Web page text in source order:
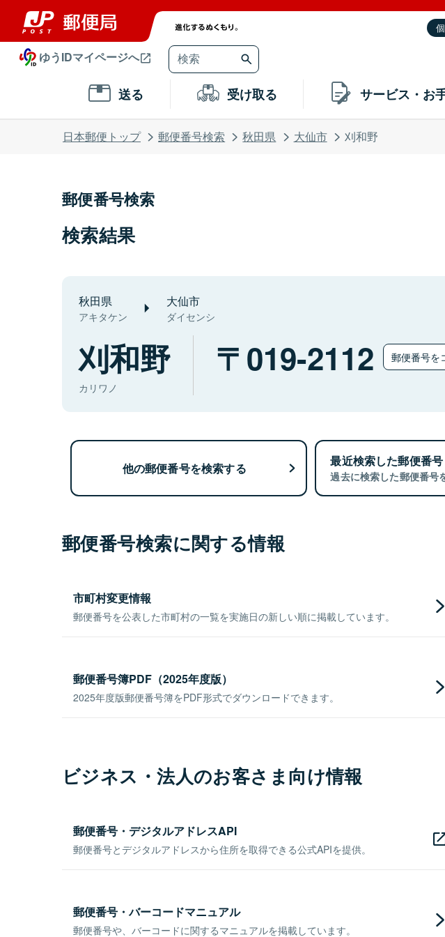
ゆうIDマイページへ
送る 受け取る サービス・お
日本郵便トップ 郵便番号検索 秋田県 大仙市 刈和野
郵便番号検索
検索結果
秋田県
アキタケン
大仙市
ダイセンシ
刈和野
カリワノ
019-2112 郵便番号を
他の郵便番号を検索する 最近検索した郵便番号
過去に検索した郵便番号
郵便番号検索に関する情報
市町村変更情報
郵便番号を公表した市町村の一覧を実施日の新しい順に掲載しています。
郵便番号簿PDF（2025年度版）
2025年度版郵便番号簿をPDF形式でダウンロードできます。
ビジネス・法人のお客さま向け情報
郵便番号・デジタルアドレスAPI
郵便番号とデジタルアドレスから住所を取得できる公式APIを提供。
郵便番号・バーコードマニュアル
郵便番号や、バーコードに関するマニュアルを掲載しています。